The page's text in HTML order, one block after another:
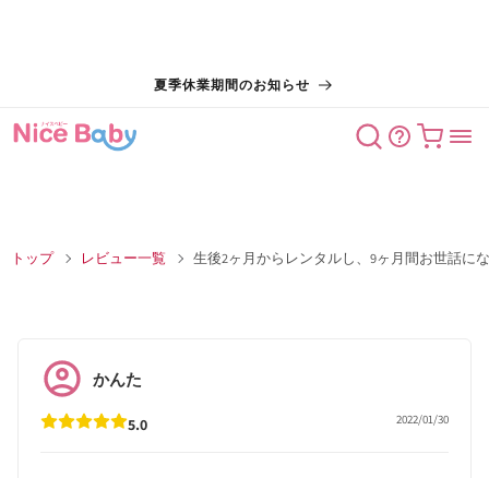
夏季休業期間のお知らせ
カート
トップ レビュー一覧 生後2ヶ月からレンタルし、9ヶ月間お世話に
5.0 2022/01/30
かんた